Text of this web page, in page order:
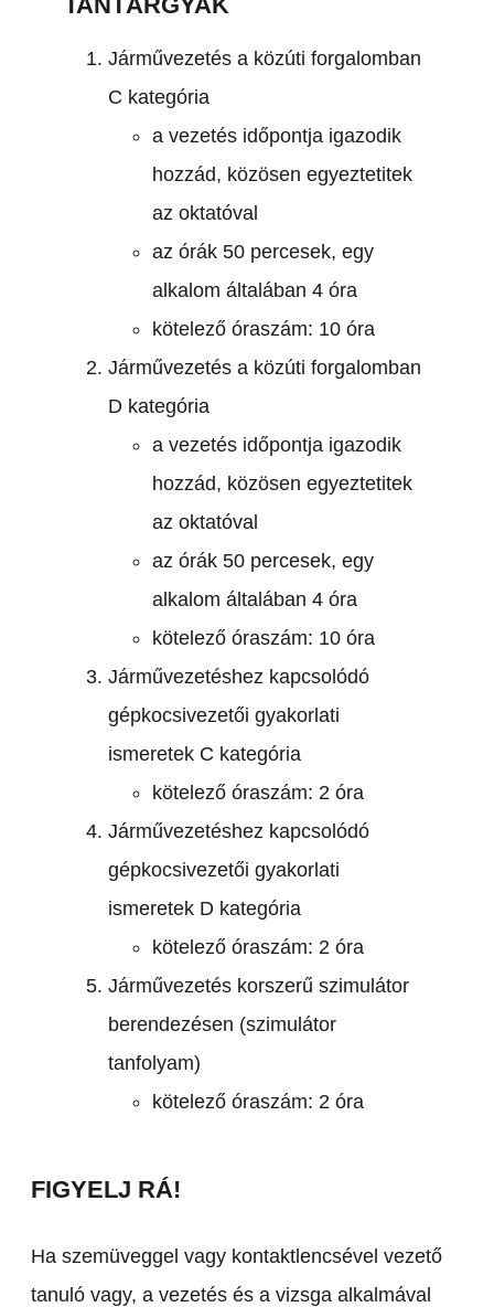
Járművezetés a közúti forgalomban
C kategória
a vezetés időpontja igazodik
hozzád, közösen egyeztetitek
az oktatóval
az órák 50 percesek, egy
alkalom általában 4 óra
kötelező óraszám: 10 óra
Járművezetés a közúti forgalomban
D kategória
a vezetés időpontja igazodik
hozzád, közösen egyeztetitek
az oktatóval
az órák 50 percesek, egy
alkalom általában 4 óra
kötelező óraszám: 10 óra
Járművezetéshez kapcsolódó
gépkocsivezetői gyakorlati
ismeretek C kategória
kötelező óraszám: 2 óra
Járművezetéshez kapcsolódó
gépkocsivezetői gyakorlati
ismeretek D kategória
kötelező óraszám: 2 óra
Járművezetés korszerű szimulátor
berendezésen (szimulátor
tanfolyam)
kötelező óraszám: 2 óra
FIGYELJ RÁ!
Ha szemüveggel vagy kontaktlencsével vezető
tanuló vagy, a vezetés és a vizsga alkalmával